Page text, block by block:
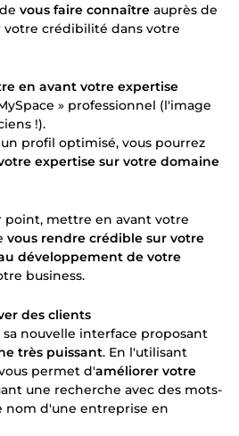
vous faire connaître auprès de
votre crédibilité dans votre
en avant votre expertise
» professionnel (l'image
!).
profil optimisé, vous pourrez
expertise sur votre domaine
point, mettre en avant votre
vous rendre crédible sur votre
développement de votre
business.
des clients
nouvelle interface proposant
très puissant. En l'utilisant
permet d'améliorer votre
une recherche avec des mots-
nom d'une entreprise en